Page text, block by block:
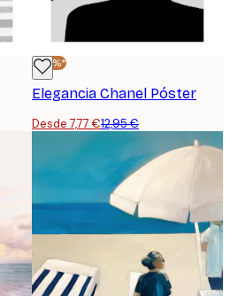
-40%*
Elegancia Chanel Póster
Desde 7,77 €12,95 €